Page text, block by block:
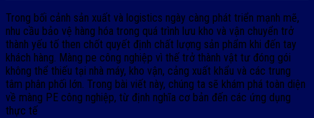
Trong bối cảnh sản xuất và logistics ngày càng phát triển mạnh mẽ,
nhu cầu bảo vệ hàng hóa trong quá trình lưu kho và vận chuyển trở
thành yếu tố then chốt quyết định chất lượng sản phẩm khi đến tay
khách hàng. Màng pe công nghiệp vì thế trở thành vật tư đóng gói
không thể thiếu tại nhà máy, kho vận, cảng xuất khẩu và các trung
tâm phân phối lớn. Trong bài viết này, chúng ta sẽ khám phá toàn diện
về màng PE công nghiệp, từ định nghĩa cơ bản đến các ứng dụng
thực tế